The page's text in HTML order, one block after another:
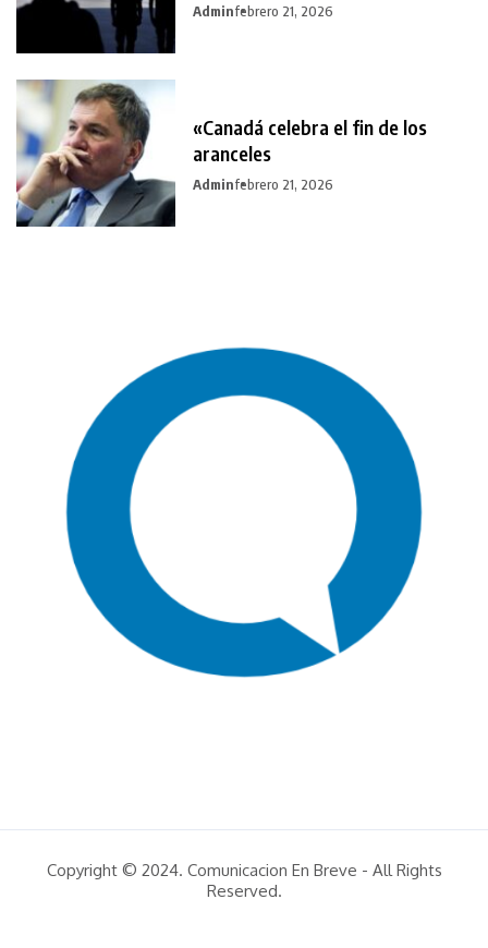
Adminfebrero 21, 2026
«Canadá celebra el fin de los
aranceles
Adminfebrero 21, 2026
Copyright © 2024. Comunicacion En Breve - All Rights
Reserved.